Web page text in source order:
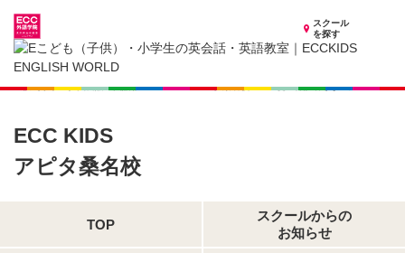
スクール
を探す
三重県の子供英会話・英語教室
子供（小学生）英会話・英語教室 ECCKIDS アピタ桑名校
生徒・保護者さまの声
ECC KIDS
アピタ桑名校
TOP
スクールからの
お知らせ